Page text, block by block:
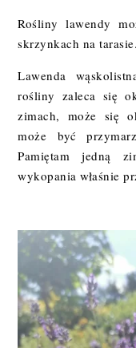
Rośliny lawendy
skrzynkach na tarasie.
Lawenda
rośliny zaleca się
zimach, może się
może być
Pamiętam jedną
wykopania właśnie